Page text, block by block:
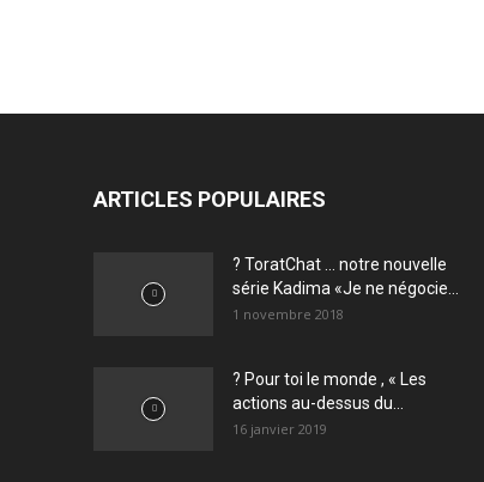
ARTICLES POPULAIRES
? ToratChat … notre nouvelle
série Kadima «Je ne négocie...
1 novembre 2018
? Pour toi le monde , « Les
actions au-dessus du...
16 janvier 2019